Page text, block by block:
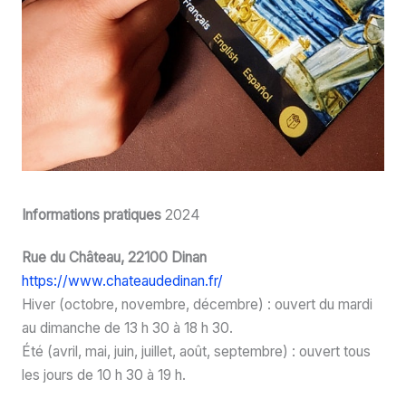
Informations pratiques2024
Rue du Château, 22100 Dinan
https://www.chateaudedinan.fr/
Hiver (octobre, novembre, décembre) : ouvert du mardi
au dimanche de 13 h 30 à 18 h 30.
Été (avril, mai, juin, juillet, août, septembre) : ouvert tous
les jours de 10 h 30 à 19 h.